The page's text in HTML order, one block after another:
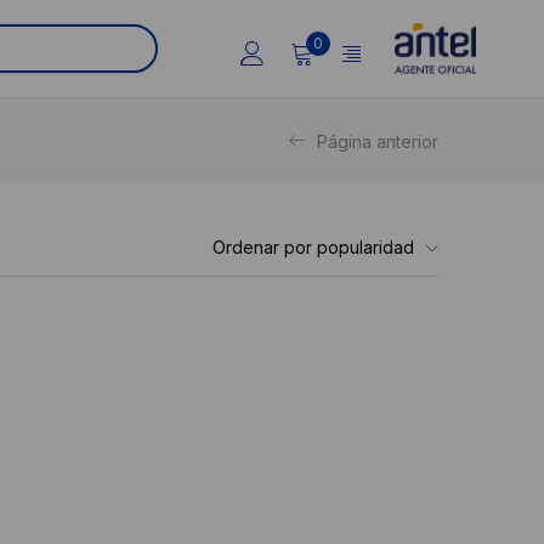
0
Página anterior
Ordenar por popularidad